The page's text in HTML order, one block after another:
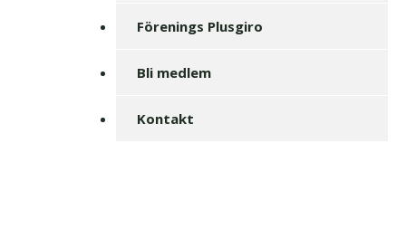
Förenings Plusgiro
Bli medlem
Kontakt